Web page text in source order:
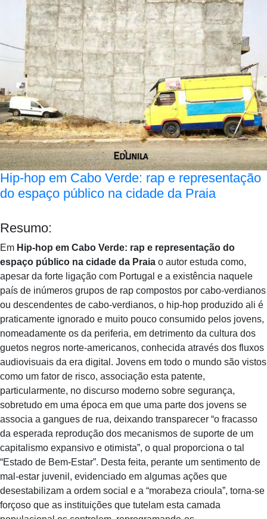
Hip-hop em Cabo Verde: rap e representação
do espaço público na cidade da Praia
Resumo:
Em Hip-hop em Cabo Verde: rap e representação do
espaço público na cidade da Praia o autor estuda como,
apesar da forte ligação com Portugal e a existência naquele
país de inúmeros grupos de rap compostos por cabo-verdianos
ou descendentes de cabo-verdianos, o hip-hop produzido ali é
praticamente ignorado e muito pouco consumido pelos jovens,
nomeadamente os da periferia, em detrimento da cultura dos
guetos negros norte-americanos, conhecida através dos fluxos
audiovisuais da era digital. Jovens em todo o mundo são vistos
como um fator de risco, associação esta patente,
particularmente, no discurso moderno sobre segurança,
sobretudo em uma época em que uma parte dos jovens se
associa a gangues de rua, deixando transparecer “o fracasso
da esperada reprodução dos mecanismos de suporte de um
capitalismo expansivo e otimista”, o qual proporciona o tal
“Estado de Bem-Estar”. Desta feita, perante um sentimento de
mal-estar juvenil, evidenciado em algumas ações que
desestabilizam a ordem social e a “morabeza crioula”, torna-se
forçoso que as instituições que tutelam esta camada